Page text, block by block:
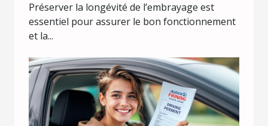
Préserver la longévité de l’embrayage est
essentiel pour assurer le bon fonctionnement
et la...